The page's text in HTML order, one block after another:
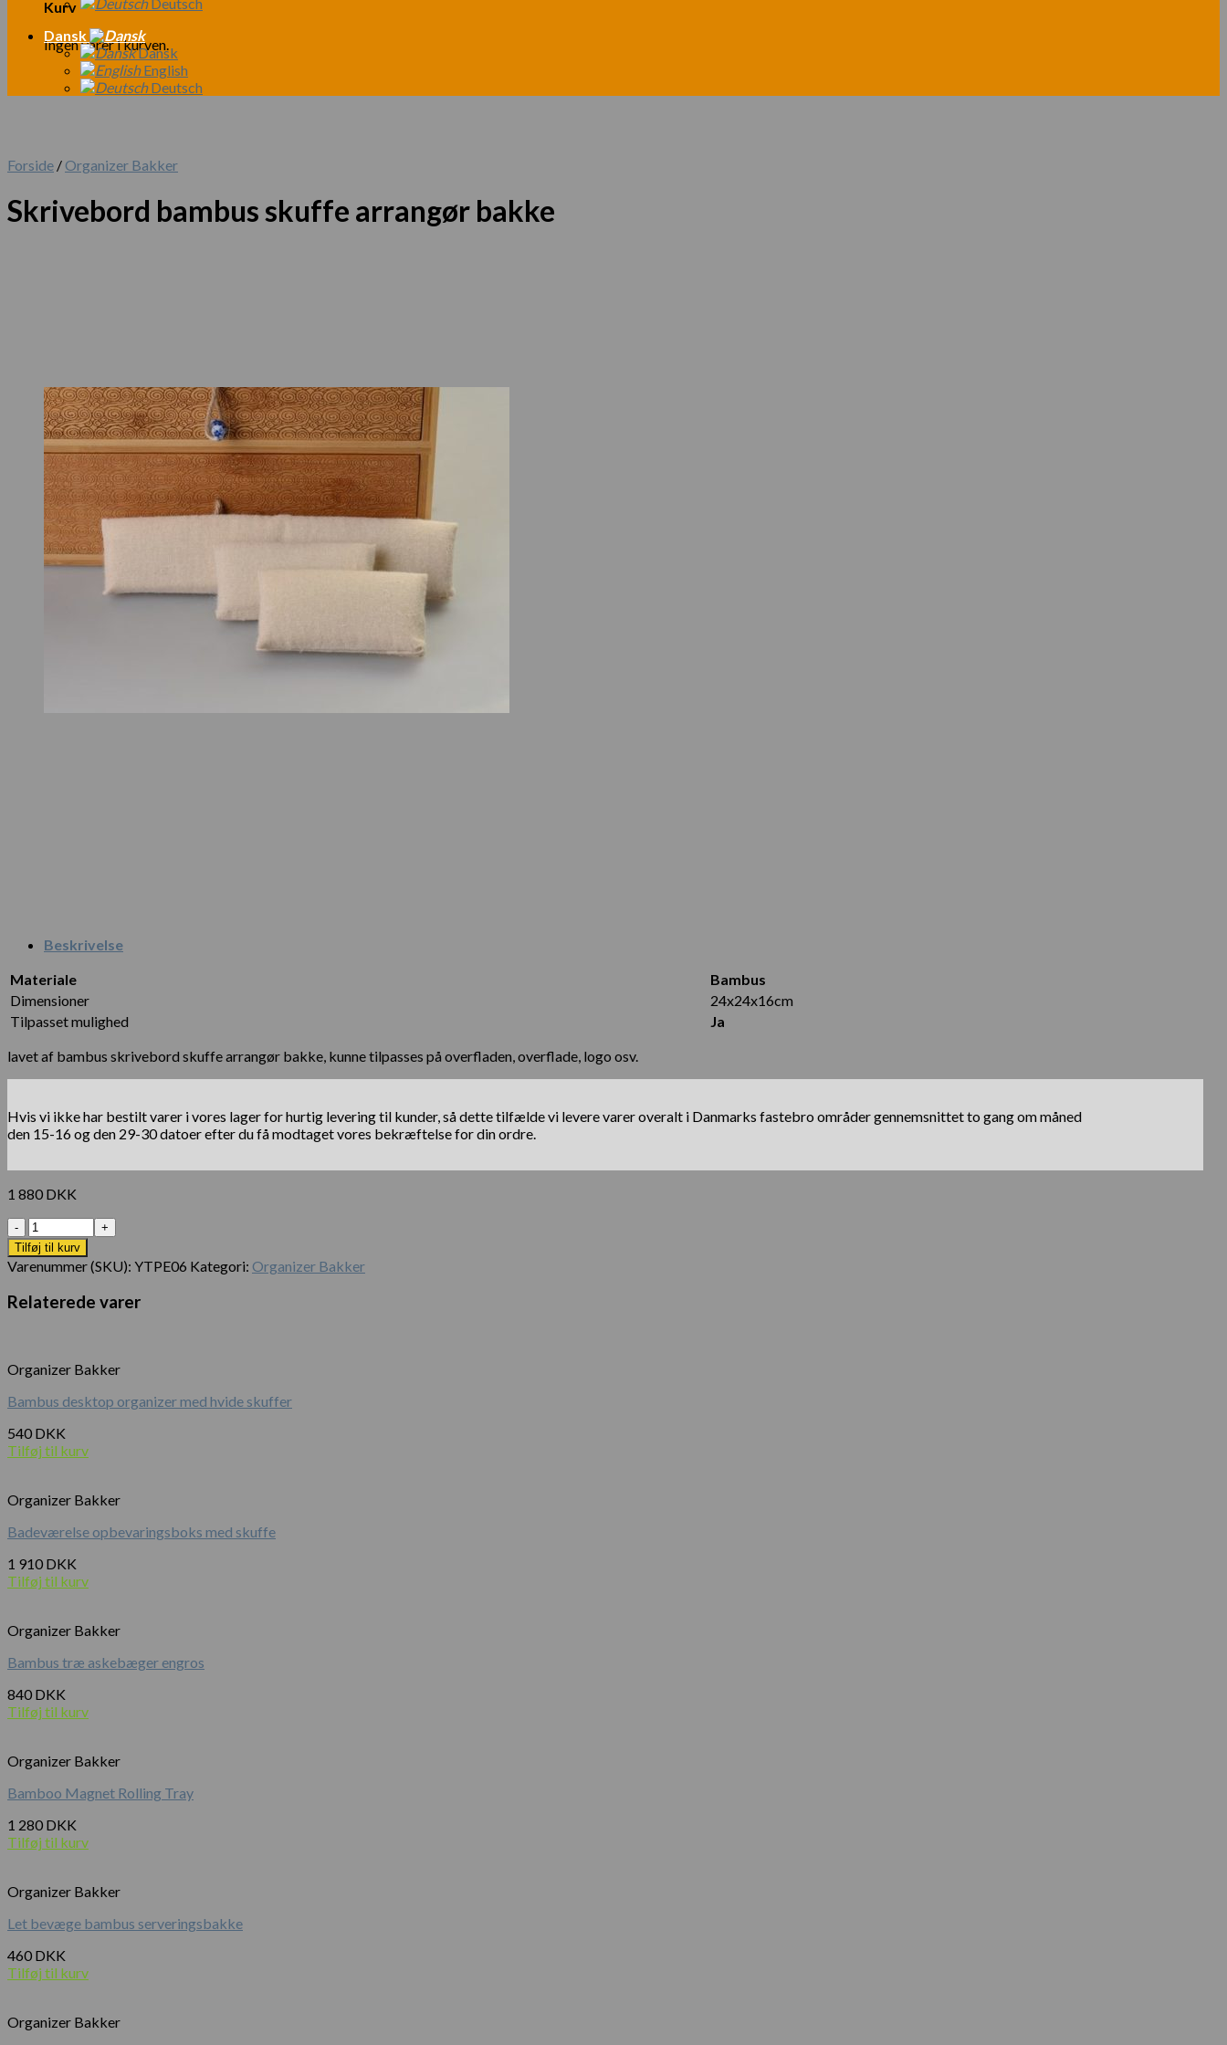
Kurv
Ingen varer i kurven.
Dansk
Dansk
English
Deutsch
Forside / Organizer Bakker
Skrivebord bambus skuffe arrangør bakke
Beskrivelse
Materiale
Bambus
Dimensioner
24x24x16cm
Tilpasset mulighed
Ja
lavet af bambus skrivebord skuffe arrangør bakke, kunne tilpasses på overfladen, overflade, logo osv.
Hvis vi ikke har bestilt varer i vores lager for hurtig levering til kunder, så dette tilfælde vi levere varer overalt i Danmarks fastebro områder gennemsnittet to gang om måned
den 15-16 og den 29-30 datoer efter du få modtaget vores bekræftelse for din ordre.
1 880 DKK
Antal
Tilføj til kurv
Varenummer (SKU): YTPE06 Kategori: Organizer Bakker
Relaterede varer
Organizer Bakker
Bambus desktop organizer med hvide skuffer
540 DKK
Tilføj til kurv
Organizer Bakker
Badeværelse opbevaringsboks med skuffe
1 910 DKK
Tilføj til kurv
Organizer Bakker
Bambus træ askebæger engros
840 DKK
Tilføj til kurv
Organizer Bakker
Bamboo Magnet Rolling Tray
1 280 DKK
Tilføj til kurv
Organizer Bakker
Let bevæge bambus serveringsbakke
460 DKK
Tilføj til kurv
Organizer Bakker